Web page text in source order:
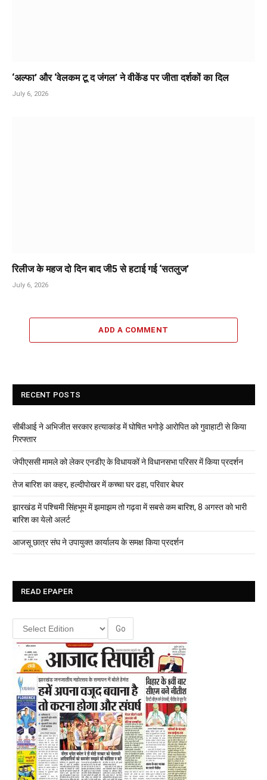
‘अल्फा’ और ‘वेलकम टू द जंगल’ ने वीकेंड पर जीता दर्शकों का दिल
July 6, 2026
रिलीज के महज दो दिन बाद जी5 से हटाई गई ‘सतलुज’
July 6, 2026
ADD A COMMENT
RECENT POSTS
सीबीआई ने अभिजीत सरकार हत्याकांड में घोषित भगोड़े आरोपित को गुवाहाटी से किया
गिरफ्तार
जेपीएससी मामले को लेकर एनडीए के विधायकों ने विधानसभा परिसर में किया प्रदर्शन
तेज बारिश का कहर, हल्दीपोखर में कच्चा घर ढहा, परिवार बेघर
झारखंड में पश्चिमी सिंहभूम में झमाझम तो गढ़वा में सबसे कम बारिश, 8 अगस्त को भारी
बारिश का येलो अलर्ट
आजसू छात्र संघ ने उपायुक्त कार्यालय के समक्ष किया प्रदर्शन
READ EPAPER